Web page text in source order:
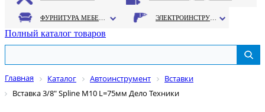
Полный каталог товаров
Главная Каталог Автоинструмент
Вставки
Вставка 3/8" Spline М10 L=75мм Дело Техники